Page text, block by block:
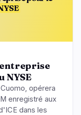
NYSE
opérera
enregistré aux
dans les